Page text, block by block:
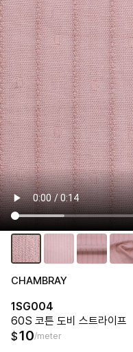
CHAMBRAY
1SG004
60S 코튼 도비 스트라이프
$10/meter